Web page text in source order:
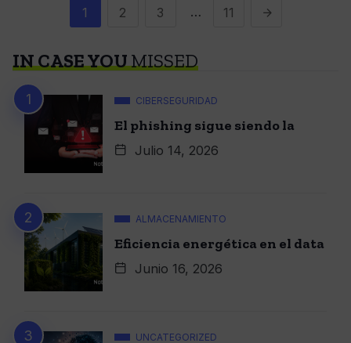
1 2 3 … 11
IN CASE YOUMISSED
CIBERSEGURIDAD
El phishing sigue siendo la
Julio 14, 2026
ALMACENAMIENTO
Eficiencia energética en el data
Junio 16, 2026
UNCATEGORIZED